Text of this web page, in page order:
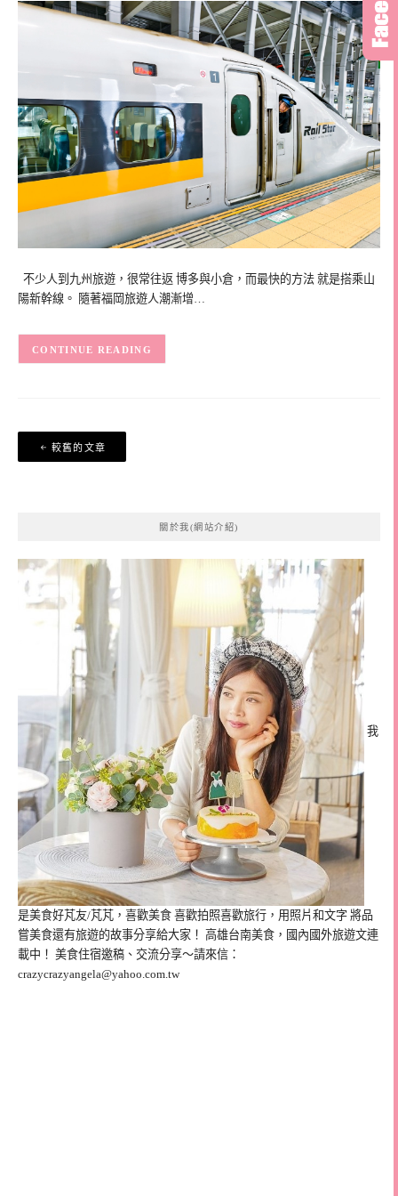
不少人到九州旅遊，很常往返 博多與小倉，而最快的方法 就是搭乘山
陽新幹線。 隨著福岡旅遊人潮漸增…
CONTINUE READING
文
章
較舊的文章
關於我(網站介紹)
我
是美食好芃友/芃芃，喜歡美食 喜歡拍照喜歡旅行，用照片和文字 將品
嘗美食還有旅遊的故事分享給大家！ 高雄台南美食，國內國外旅遊文連
載中！ 美食住宿邀稿、交流分享～請來信：
crazycrazyangela@yahoo.com.tw